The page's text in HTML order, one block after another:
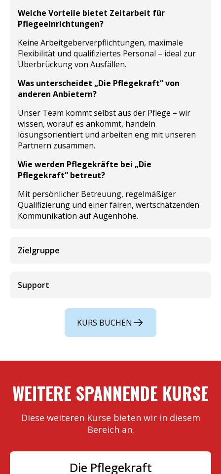
Welche Vorteile bietet Zeitarbeit für
Pflegeeinrichtungen?
Keine Arbeitgeberverpflichtungen, maximale
Flexibilität und qualifiziertes Personal – ideal zur
Überbrückung von Ausfällen.
Was unterscheidet „Die Pflegekraft“ von
anderen Anbietern?
Unser Team kommt selbst aus der Pflege – wir
wissen, worauf es ankommt, handeln
lösungsorientiert und arbeiten eng mit unseren
Partnern zusammen.
Wie werden Pflegekräfte bei „Die
Pflegekraft“ betreut?
Mit persönlicher Betreuung, regelmäßiger
Qualifizierung und einer fairen, wertschätzenden
Kommunikation auf Augenhöhe.
Zielgruppe
Support
KURS BUCHEN
WEITERE SPANNENDE KURSE
Diese weiteren Kurse bieten wir in diesem
Bereich an.
Die Pflegekraft